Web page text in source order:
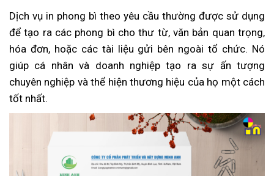
Dịch vụ in phong bì theo yêu cầu thường được sử dụng
để tạo ra các phong bì cho thư từ, văn bản quan trọng,
hóa đơn, hoặc các tài liệu gửi bên ngoài tổ chức. Nó
giúp cá nhân và doanh nghiệp tạo ra sự ấn tượng
chuyên nghiệp và thể hiện thương hiệu của họ một cách
tốt nhất.